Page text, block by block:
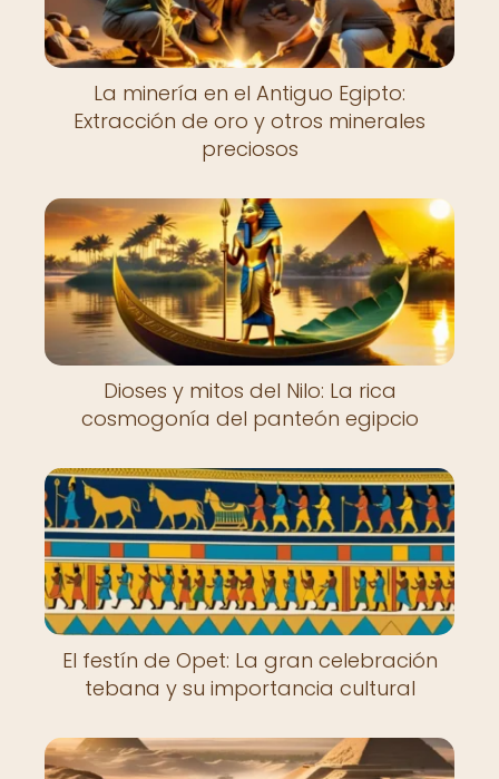
La minería en el Antiguo Egipto:
Extracción de oro y otros minerales
preciosos
Dioses y mitos del Nilo: La rica
cosmogonía del panteón egipcio
El festín de Opet: La gran celebración
tebana y su importancia cultural